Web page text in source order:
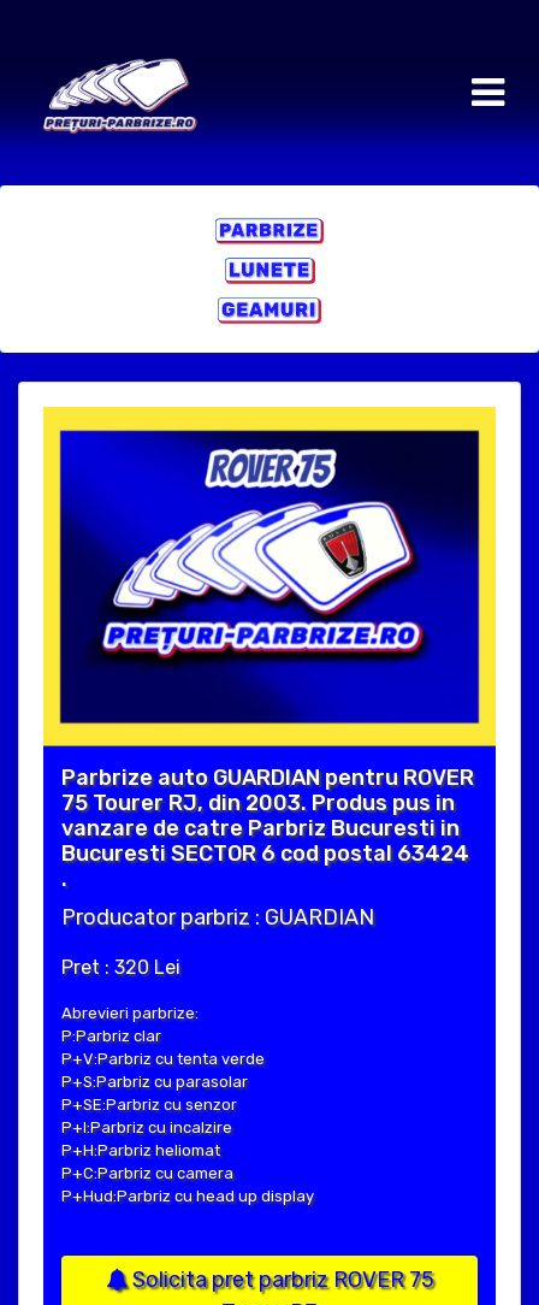
Parbrize auto GUARDIAN pentru ROVER
75 Tourer RJ, din 2003. Produs pus in
vanzare de catre Parbriz Bucuresti in
Bucuresti SECTOR 6 cod postal 63424
.
Producator parbriz : GUARDIAN
Pret : 320 Lei
Abrevieri parbrize:
P:Parbriz clar
P+V:Parbriz cu tenta verde
P+S:Parbriz cu parasolar
P+SE:Parbriz cu senzor
P+I:Parbriz cu incalzire
P+H:Parbriz heliomat
P+C:Parbriz cu camera
P+Hud:Parbriz cu head up display
Solicita pret parbriz ROVER 75